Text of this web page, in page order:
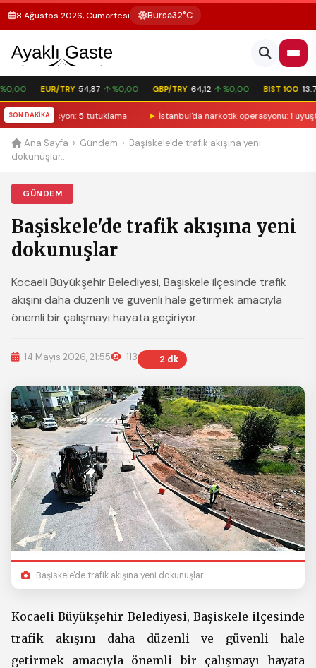
8 Ağustos 2026, Cumartesi Bursa32°C
EUR/TRY 54,87 ↑ %0,00 GBP/TRY 64,12 ↑ %0,00 BIST 100
SON DAKİKA
operasyon: 5 tutuklama İstanbul'da narkotik operasyonu: 1
Ana Sayfa › Gündem › Başiskele'de trafik akışına yeni
dokunuşlar...
GÜNDEM
Başiskele'de trafik akışına yeni
dokunuşlar
Kocaeli Büyükşehir Belediyesi, Başiskele ilçesinde trafik
akışını daha düzenli ve güvenli hale getirmek amacıyla
önemli bir çalışmayı hayata geçiriyor.
14 Mayıs 2026, 21:55 113 2 dk
Başiskele'de trafik akışına yeni dokunuşlar
Kocaeli Büyükşehir Belediyesi, Başiskele ilçesinde
trafik akışını daha düzenli ve güvenli hale
getirmek amacıyla önemli bir çalışmayı hayata